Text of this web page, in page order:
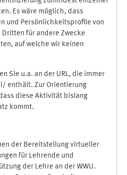
Es wäre möglich, dass
und Persönlichkeitsprofile von
für andere Zwecke
auf welche wir keinen
Sie u.a. an der URL, die immer
enthält. Zur Orientierung
diese Aktivität bislang
kommt.
der Bereitstellung virtueller
für Lehrende und
der Lehre an der WWU.